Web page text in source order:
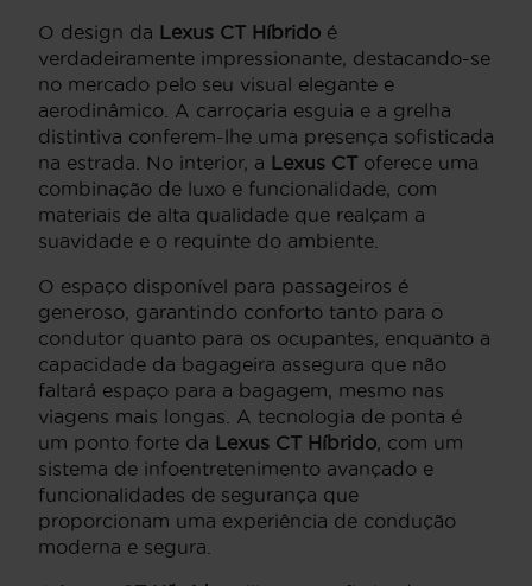
O design da Lexus CT Híbrido é
verdadeiramente impressionante, destacando-se
no mercado pelo seu visual elegante e
aerodinâmico. A carroçaria esguia e a grelha
distintiva conferem-lhe uma presença sofisticada
na estrada. No interior, a Lexus CT oferece uma
combinação de luxo e funcionalidade, com
materiais de alta qualidade que realçam a
suavidade e o requinte do ambiente.
O espaço disponível para passageiros é
generoso, garantindo conforto tanto para o
condutor quanto para os ocupantes, enquanto a
capacidade da bagageira assegura que não
faltará espaço para a bagagem, mesmo nas
viagens mais longas. A tecnologia de ponta é
um ponto forte da Lexus CT Híbrido, com um
sistema de infoentretenimento avançado e
funcionalidades de segurança que
proporcionam uma experiência de condução
moderna e segura.